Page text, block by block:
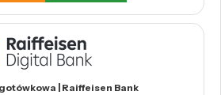
| Raiffeisen Bank